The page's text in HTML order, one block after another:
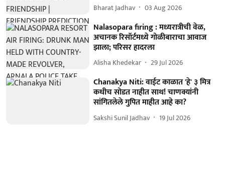
Bharat Jadhav 03 Aug 2026
Nalasopara firing : मध्यरात्रीची वेळ,
अचानक रिसॉर्टमध्ये गोळीबाराचा आवाज
झाला; परिसर हादरला
Alisha Khedekar 29 Jul 2026
Chanakya Niti: वाईट काळात 'हे' ३ मित्र
कधीच सोडत नाहीत साथ! चाणक्यांनी
सांगितलेले गुपित माहीत आहे का?
Sakshi Sunil Jadhav 19 Jul 2026